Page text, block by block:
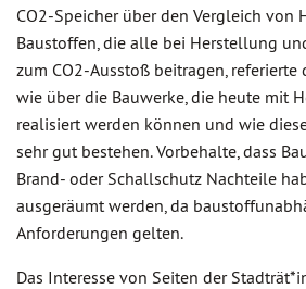
CO2-Speicher über den Vergleich von
Baustoffen, die alle bei Herstellung
zum CO2-Ausstoß beitragen, referierte
wie über die Bauwerke, die heute mit
realisiert werden können und wie
sehr gut bestehen. Vorbehalte, dass
Brand- oder Schallschutz Nachteile
ausgeräumt werden, da
Anforderungen gelten.
Das Interesse von Seiten der